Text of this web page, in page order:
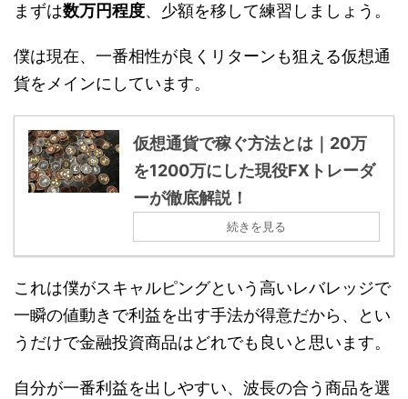
まずは数万円程度、少額を移して練習しましょう。
僕は現在、一番相性が良くリターンも狙える仮想通
貨をメインにしています。
仮想通貨で稼ぐ方法とは｜20万
を1200万にした現役FXトレーダ
ーが徹底解説！
続きを見る
これは僕がスキャルピングという高いレバレッジで
一瞬の値動きで利益を出す手法が得意だから、とい
うだけで金融投資商品はどれでも良いと思います。
自分が一番利益を出しやすい、波長の合う商品を選